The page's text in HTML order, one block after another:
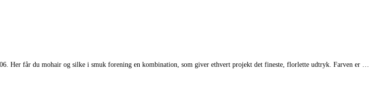
Her får du mohair og silke i smuk forening en kombination, som giver ethvert projekt det fineste, florlette udtryk. Farven er …